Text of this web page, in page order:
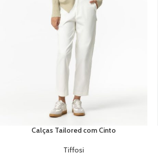
Calças Tailored com Cinto
Tiffosi